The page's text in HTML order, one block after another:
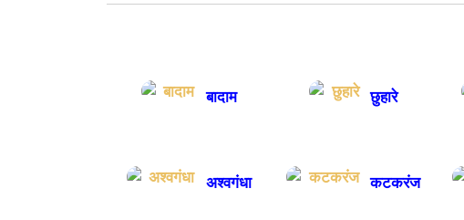
बादाम छुहारे
अश्वगंधा कटकरंज